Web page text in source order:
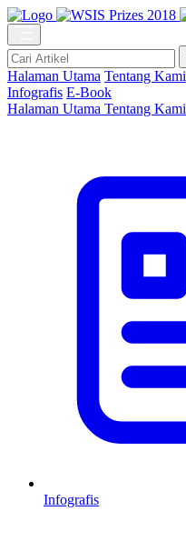
Halaman Utama Tentang Kami
Infografis E-Book
Halaman Utama Tentang Kami
Infografis